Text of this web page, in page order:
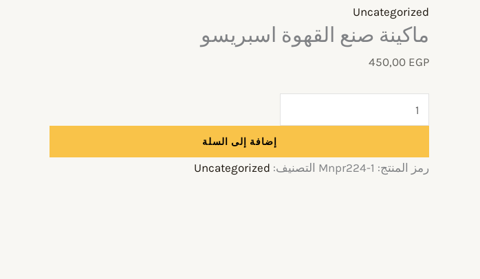
Uncategorized
ماكينة صنع القهوة اسبريسو
450,00 EGP
إضافة إلى السلة
رمز المنتج: Mnpr224-1 التصنيف: Uncategorized